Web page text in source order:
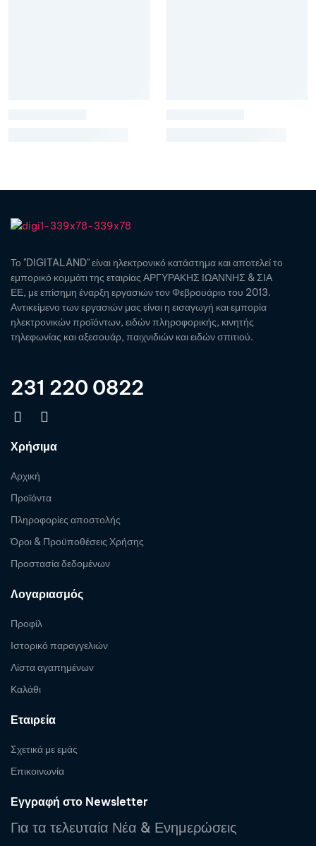
Το "DIGITALAND" είναι ηλεκτρονικό κατάστημα και αποτελεί το
εμπορικό κομμάτι της εταιρίας ΑΡΓΥΡΑΚΗΣ ΙΩΑΝΝΗΣ & ΣΙΑ
ΕΕ, με επίσημη έναρξη εργασιών τον Φεβρουάριο του 2013.
Αντικείμενο των εργασιών μας είναι η εισαγωγή και εμπορία
ηλεκτρονικών προϊόντων, ειδών πληροφορικής, κινητής
τηλεφωνίας και αξεσουάρ, παιχνιδιών και ειδών σπιτιού.
231 220 0822
Χρήσιμα
Αρχική
Προϊόντα
Πληροφορίες αποστολής
Όροι & Προϋποθέσεις Χρήσης
Προστασία δεδομένων
Λογαριασμός
Προφίλ
Ιστορικό παραγγελιών
Λίστα αγαπημένων
Καλάθι
Εταιρεία
Σχετικά με εμάς
Επικοινωνία
Εγγραφή στο Newsletter
Για τα τελευταία Νέα & Ενημερώσεις